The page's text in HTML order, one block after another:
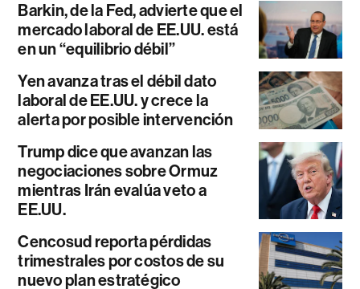
Barkin, de la Fed, advierte que el
mercado laboral de EE.UU. está
en un “equilibrio débil”
Yen avanza tras el débil dato
laboral de EE.UU. y crece la
alerta por posible intervención
Trump dice que avanzan las
negociaciones sobre Ormuz
mientras Irán evalúa veto a
EE.UU.
Cencosud reporta pérdidas
trimestrales por costos de su
nuevo plan estratégico